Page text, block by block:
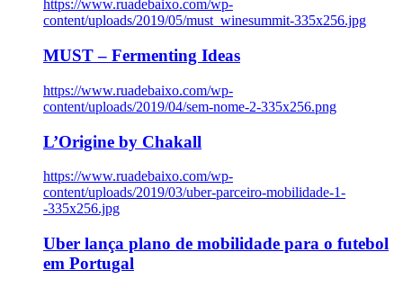
https://www.ruadebaixo.com/wp-
content/uploads/2019/05/must_winesummit-335x256.jpg
MUST – Fermenting Ideas
https://www.ruadebaixo.com/wp-
content/uploads/2019/04/sem-nome-2-335x256.png
L’Origine by Chakall
https://www.ruadebaixo.com/wp-
content/uploads/2019/03/uber-parceiro-mobilidade-1-
-335x256.jpg
Uber lança plano de mobilidade para o futebol
em Portugal